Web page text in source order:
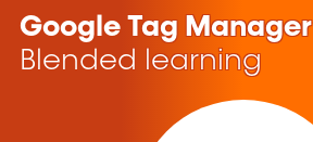
Google Tag Manager
Blended learning